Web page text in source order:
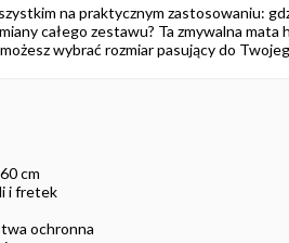
na praktycznym zastosowaniu:
całego zestawu? Ta zmywalna
wybrać rozmiar pasujący do
cm
i fretek
ochronna